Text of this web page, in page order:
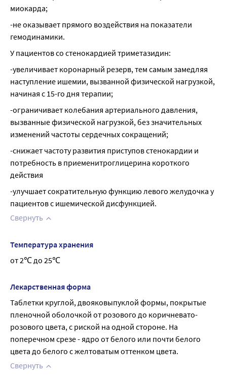
миокарда;
-не оказывает прямого воздействия на показатели
гемодинамики.
У пациентов со стенокардией триметазидин:
-увеличивает коронарный резерв, тем самым замедляя
наступление ишемии, вызванной физической нагрузкой,
начиная с 15-го дня терапии;
-ограничивает колебания артериального давления,
вызванные физической нагрузкой, без значительных
изменений частоты сердечных сокращений;
-снижает частоту развития приступов стенокардии и
потребность в приеменитроглицерина короткого
действия
-улучшает сократительную функцию левого желудочка у
пациентов с ишемической дисфункцией.
Свернуть
Температура хранения
от 2℃ до 25℃
Лекарственная форма
Таблетки круглой, двояковыпуклой формы, покрытые
пленочной оболочкой от розового до коричневато-
розового цвета, с риской на одной стороне. На
поперечном срезе - ядро от белого или почти белого
цвета до белого с желтоватым оттенком цвета.
Свернуть